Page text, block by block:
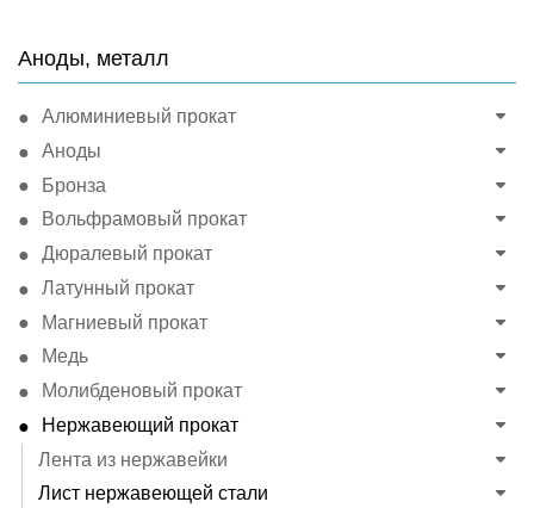
Аноды, металл
Алюминиевый прокат
Аноды
Бронза
Вольфрамовый прокат
Дюралевый прокат
Латунный прокат
Магниевый прокат
Медь
Молибденовый прокат
Нержавеющий прокат
Лента из нержавейки
Лист нержавеющей стали